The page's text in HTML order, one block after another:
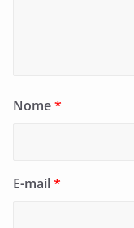
Nome*
E-mail*